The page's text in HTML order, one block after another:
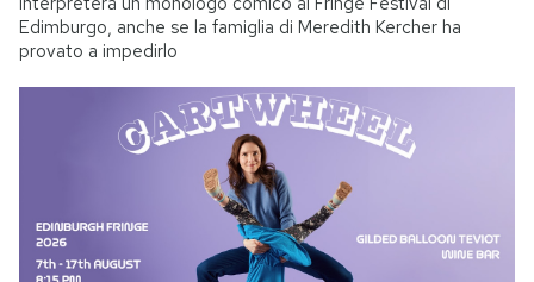
Edimburgo, anche se la famiglia di Meredith Kercher ha
provato a impedirlo